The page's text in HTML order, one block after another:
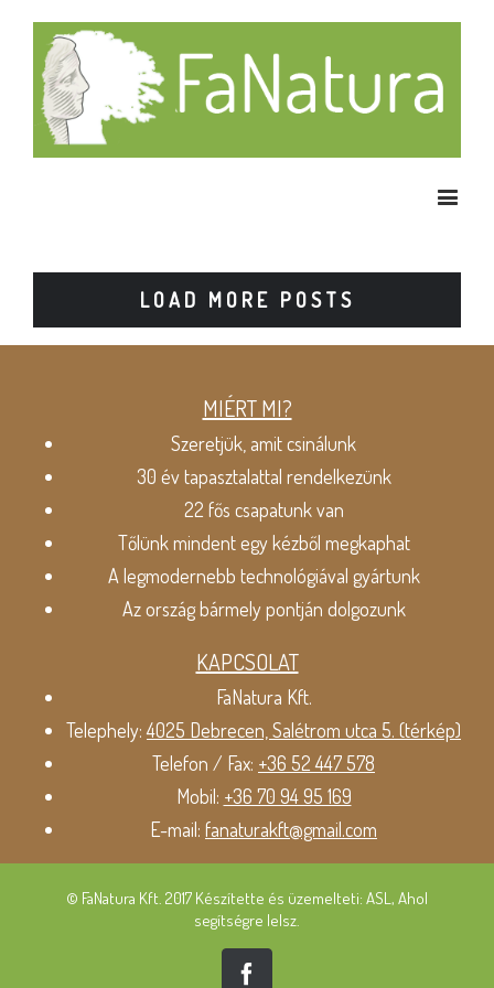
LOAD MORE POSTS
MIÉRT MI?
Szeretjük, amit csinálunk
30 év tapasztalattal rendelkezünk
22 fős csapatunk van
Tőlünk mindent egy kézből megkaphat
A legmodernebb technológiával gyártunk
Az ország bármely pontján dolgozunk
KAPCSOLAT
FaNatura Kft.
Telephely:4025 Debrecen, Salétrom utca 5. (térkép)
Telefon / Fax: +36 52 447 578
Mobil: +36 70 94 95 169
E-mail: fanaturakft@gmail.com
© FaNatura Kft. 2017 Készítette és üzemelteti: ASL, Ahol
segítségre lelsz.